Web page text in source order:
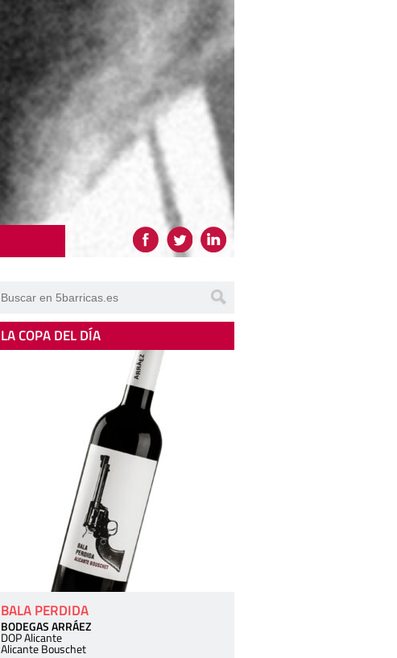
LA COPA DEL DÍA
BALA PERDIDA
BODEGAS ARRÁEZ
DOP Alicante
Alicante Bouschet